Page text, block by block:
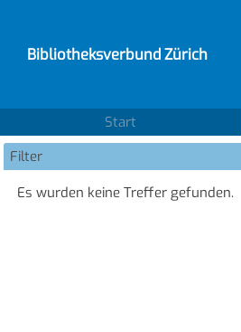
Bibliotheksverbund Zürich
Start
Filter
Es wurden keine Treffer gefunden.